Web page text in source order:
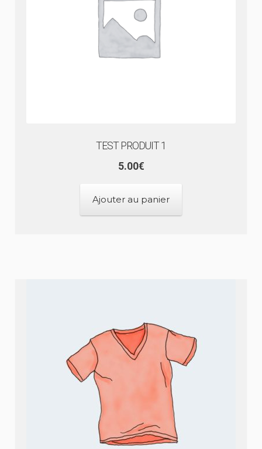
TEST PRODUIT 1
5.00€
Ajouter au panier